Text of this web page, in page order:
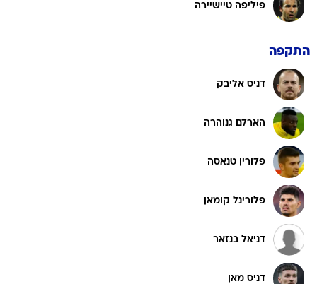
פיליפה טיישיירה
התקפה
דניס אליבק
הארלם גנוהרה
פלורין טנאסה
פלורינל קומאן
דניאל בנזאר
דניס מאן